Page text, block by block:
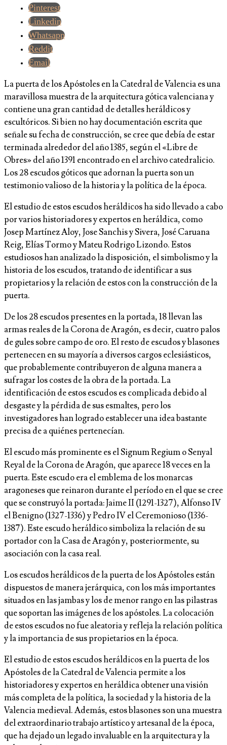
Pinterest
Linkedin
Whatsapp
Reddit
Email
La puerta de los Apóstoles en la Catedral de Valencia es una
maravillosa muestra de la arquitectura gótica valenciana y
contiene una gran cantidad de detalles heráldicos y
escultóricos. Si bien no hay documentación escrita que
señale su fecha de construcción, se cree que debía de estar
terminada alrededor del año 1385, según el «Libre de
Obres» del año 1391 encontrado en el archivo catedralicio.
Los 28 escudos góticos que adornan la puerta son un
testimonio valioso de la historia y la política de la época.
El estudio de estos escudos heráldicos ha sido llevado a cabo
por varios historiadores y expertos en heráldica, como
Josep Martínez Aloy, Jose Sanchis y Sivera, José Caruana
Reig, Elías Tormo y Mateu Rodrigo Lizondo. Estos
estudiosos han analizado la disposición, el simbolismo y la
historia de los escudos, tratando de identificar a sus
propietarios y la relación de estos con la construcción de la
puerta.
De los 28 escudos presentes en la portada, 18 llevan las
armas reales de la Corona de Aragón, es decir, cuatro palos
de gules sobre campo de oro. El resto de escudos y blasones
pertenecen en su mayoría a diversos cargos eclesiásticos,
que probablemente contribuyeron de alguna manera a
sufragar los costes de la obra de la portada. La
identificación de estos escudos es complicada debido al
desgaste y la pérdida de sus esmaltes, pero los
investigadores han logrado establecer una idea bastante
precisa de a quiénes pertenecían.
El escudo más prominente es el Signum Regium o Senyal
Reyal de la Corona de Aragón, que aparece 18 veces en la
puerta. Este escudo era el emblema de los monarcas
aragoneses que reinaron durante el período en el que se cree
que se construyó la portada: Jaime II (1291-1327), Alfonso IV
el Benigno (1327-1336) y Pedro IV el Ceremonioso (1336-
1387). Este escudo heráldico simboliza la relación de su
portador con la Casa de Aragón y, posteriormente, su
asociación con la casa real.
Los escudos heráldicos de la puerta de los Apóstoles están
dispuestos de manera jerárquica, con los más importantes
situados en las jambas y los de menor rango en las pilastras
que soportan las imágenes de los apóstoles. La colocación
de estos escudos no fue aleatoria y refleja la relación política
y la importancia de sus propietarios en la época.
El estudio de estos escudos heráldicos en la puerta de los
Apóstoles de la Catedral de Valencia permite a los
historiadores y expertos en heráldica obtener una visión
más completa de la política, la sociedad y la historia de la
Valencia medieval. Además, estos blasones son una muestra
del extraordinario trabajo artístico y artesanal de la época,
que ha dejado un legado invaluable en la arquitectura y la